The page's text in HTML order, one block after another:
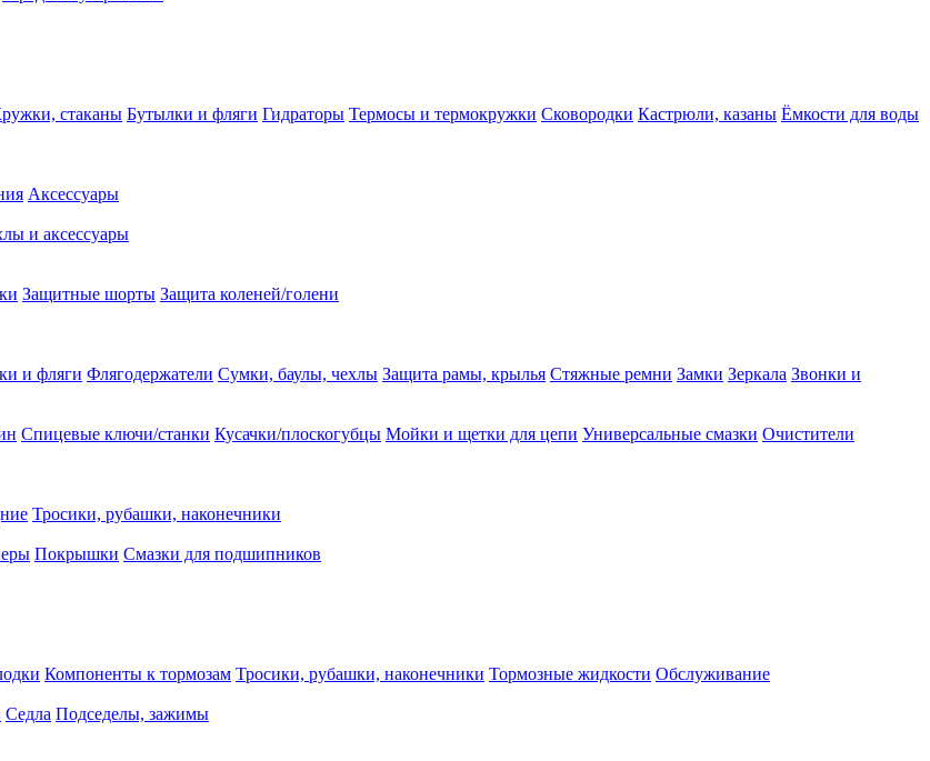
стаканы Бутылки и фляги Гидраторы Термосы и термокружки Сковородки Кастрюли, казаны Ёмкости для воды
Аксессуары
и аксессуары
Защитные шорты Защита коленей/голени
и фляги Флягодержатели Сумки, баулы, чехлы Защита рамы, крылья Стяжные ремни Замки Зеркала Звонки и
Спицевые ключи/станки Кусачки/плоскогубцы Мойки и щетки для цепи Универсальные смазки Очистители
Тросики, рубашки, наконечники
Покрышки Смазки для подшипников
Компоненты к тормозам Тросики, рубашки, наконечники Тормозные жидкости Обслуживание
Седла Подседелы, зажимы